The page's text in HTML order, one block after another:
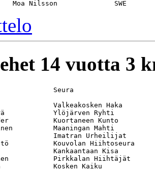
14 vuotta 3
Seura
Valkeakosken Haka
Ylöjärven Ryhti
Kuortaneen Kunto
Maaningan Mahti
Imatran Urheilijat
Kouvolan Hiihtoseura
Kankaantaan Kisa
Pirkkalan Hiihtäjät
Kosken Kaiku